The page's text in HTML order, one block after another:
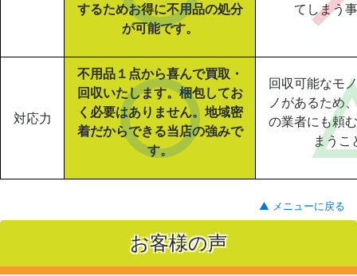
するためお得に不用品の処分
が可能です。
てしまう
対応力
不用品１点から喜んで買取・
回収いたします。梱包してお
く必要はありません。地域密
着だからできる当店の強みで
す。
回収可能なモ
ノがあるため
の業者にも頼
まうこ
▲ メニューに戻る
お客様の声